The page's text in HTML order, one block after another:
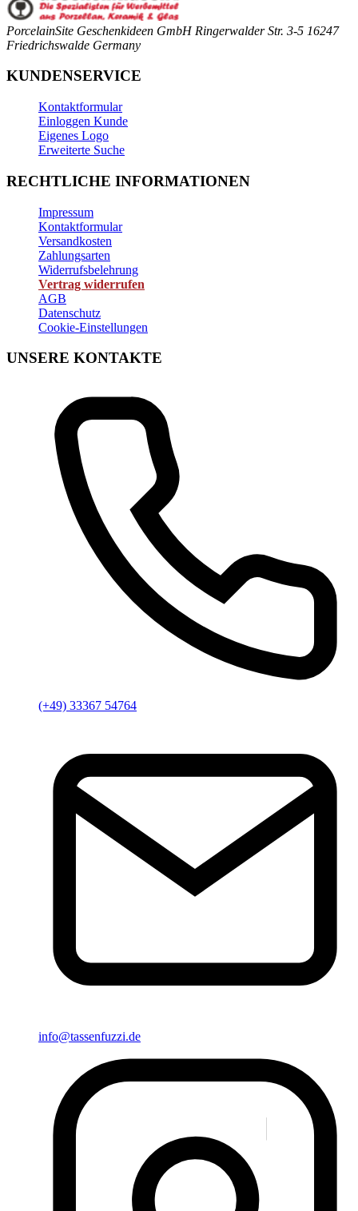
PorcelainSite Geschenkideen GmbH Ringerwalder Str. 3-5 16247
Friedrichswalde Germany
KUNDENSERVICE
Kontaktformular
Einloggen Kunde
Eigenes Logo
Erweiterte Suche
RECHTLICHE INFORMATIONEN
Impressum
Kontaktformular
Versandkosten
Zahlungsarten
Widerrufsbelehrung
Vertrag widerrufen
AGB
Datenschutz
Cookie-Einstellungen
UNSERE KONTAKTE
(+49) 33367 54764
info@tassenfuzzi.de